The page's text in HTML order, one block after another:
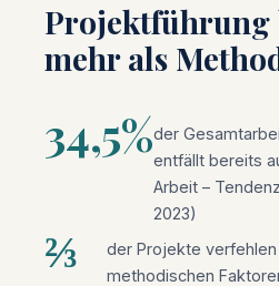
Projektführung
mehr als
34,5%der
entfällt bereits
Arbeit –
2023)
⅔
der Projekte
methodischen